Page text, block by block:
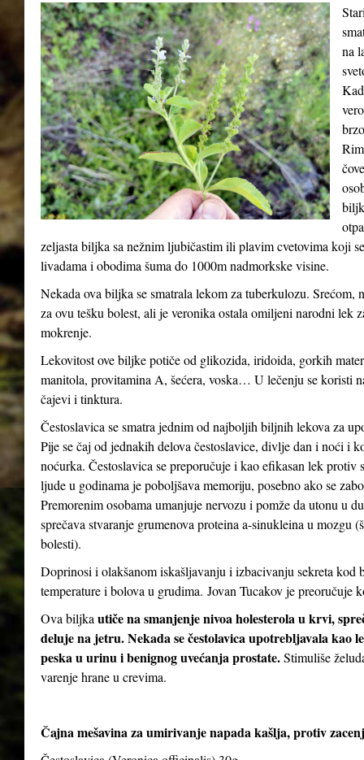
na
zeljasta biljka sa nežnim ljubičastim ili plavim cvetovima koji
livadama i obodima šuma do 1000m nadmorkske visine.
Nekada ova biljka se smatrala lekom za tuberkulozu.
za ovu tešku bolest, ali je veronika ostala omiljeni narodni lek
mokrenje.
Lekovitost ove biljke potiče od glikozida, iridoida, gorkih
manitola, provitamina A, šećera, voska… U lečenju se koristi
čajevi i tinktura.
Čestoslavica se smatra jednim od najboljih biljnih lekova za
Pije se čaj od jednakih delova čestoslavice, divlje dan i noći i
noćurka. Čestoslavica se preporučuje i kao efikasan lek
ljude u godinama je poboljšava memoriju, posebno ako se
Premorenim osobama umanjuje nervozu i pomže da utonu u
sprečava stvaranje grumenova proteina a-sinukleina u mozgu
bolesti).
Doprinosi i olakšanom iskašljavanju i izbacivanju sekreta kod
temperature i bolova u grudima. Jovan Tucakov je preoručuje
Ova biljka utiče na smanjenje nivoa holesterola u krvi,
deluje na jetru. Nekada se čestolavica upotrebljavala kao
peska u urinu i benignog uvećanja prostate.Stimuliše
varenje hrane u crevima.
Čajna mešavina za umirivanje napada kašlja, protiv